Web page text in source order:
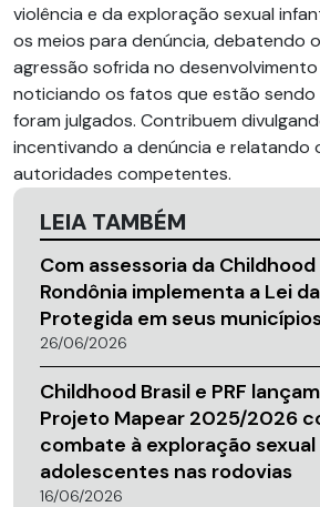
violência e da exploração sexual
os meios para denúncia, debatendo
agressão sofrida no
noticiando os fatos que estão sendo
foram julgados. Contribuem
incentivando a denúncia e relatando
autoridades competentes.
LEIA TAMBÉM
Com assessoria da Childhood
Rondônia implementa a Lei
Protegida em seus
26/06/2026
Childhood Brasil e PRF
Projeto Mapear 2025/2026
combate à exploração
adolescentes nas rodovias
16/06/2026